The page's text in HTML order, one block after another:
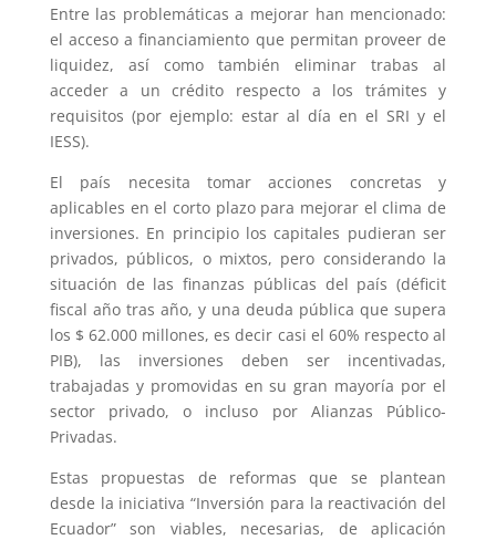
Entre las problemáticas a mejorar han mencionado:
el acceso a financiamiento que permitan proveer de
liquidez, así como también eliminar trabas al
acceder a un crédito respecto a los trámites y
requisitos (por ejemplo: estar al día en el SRI y el
IESS).
El país necesita tomar acciones concretas y
aplicables en el corto plazo para mejorar el clima de
inversiones. En principio los capitales pudieran ser
privados, públicos, o mixtos, pero considerando la
situación de las finanzas públicas del país (déficit
fiscal año tras año, y una deuda pública que supera
los $ 62.000 millones, es decir casi el 60% respecto al
PIB), las inversiones deben ser incentivadas,
trabajadas y promovidas en su gran mayoría por el
sector privado, o incluso por Alianzas Público-
Privadas.
Estas propuestas de reformas que se plantean
desde la iniciativa “Inversión para la reactivación del
Ecuador” son viables, necesarias, de aplicación